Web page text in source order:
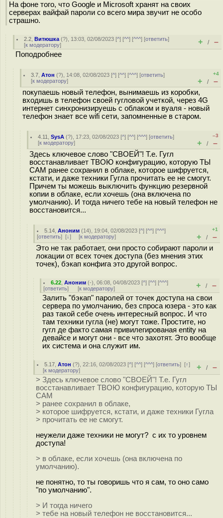
На фоне того, что Google и Microsoft хранят на своих
серверах вайфай пароли со всего мира звучит не особо
страшно.
2.2 ,Витюшка (?), 13:03, 02/08/2023 [^] [^^] [^^^] [ответить]
[к модератору] + / –
Поподробнее
3.7 ,Атон (?), 14:08, 02/08/2023 [^] [^^] [^^^] [ответить]
[к модератору]
+4
+ / –
покупаешь новый телефон, вынимаешь из коробки,
входишь в телефон своей гугловой учеткой, через 4G
интернет синхронизируешь с облаком и вуаля - новый
телефон знает все wifi сети, запомненные в старом.
4.11 ,SysA (?), 17:23, 02/08/2023 [^] [^^] [^^^] [ответить]
[к модератору]
–3
+ / –
Здесь ключевое слово "СВОЕЙ"! Т.е. Гугл
восстанавливает ТВОЮ конфигурацию, которую ТЫ
САМ ранее сохранил в облаке, которое шифруется,
кстати, и даже техники Гугла прочитать ее не смогут.
Причем ты можешь выключить функцию резервной
копии в облаке, если хочешь (она включена по
умолчанию). И тогда ничего тебе на новый телефон не
восстановится...
5.14 ,Аноним (14), 19:04, 02/08/2023 [^] [^^] [^^^]
[ответить] [↓] [к модератору]
+1
+ / –
Это не так работает, они просто собирают пароли и
локации от всех точек доступа (без мнения этих
точек), бэкап конфига это другой вопрос.
6.22 ,Аноним (-), 06:08, 04/08/2023 [^] [^^] [^^^]
[ответить] [к модератору] + / –
Залить "бэкап" паролей от точек доступа на свои
сервера по умолчанию, без спроса юзера - это как
раз такой себе очень интересный вопрос. И что
там техники гугла (не) могут тоже. Простите, но
гугл де факто самая привилегированая entity на
девайсе и могут они - все что захотят. Это вообще
их система и она служит им.
5.17 ,Атон (?), 22:16, 02/08/2023 [^] [^^] [^^^] [ответить][↑]
[к модератору] + / –
> Здесь ключевое слово "СВОЕЙ"! Т.е. Гугл
восстанавливает ТВОЮ конфигурацию, которую ТЫ
САМ
> ранее сохранил в облаке,
> которое шифруется, кстати, и даже техники Гугла
> прочитать ее не смогут.
неужели даже техники не могут? с их то уровнем
доступа!
> в облаке, если хочешь (она включена по
умолчанию).
не понятно, то ты говоришь что я сам, то оно само
"по умолчанию".
> И тогда ничего
> тебе на новый телефон не восстановится...